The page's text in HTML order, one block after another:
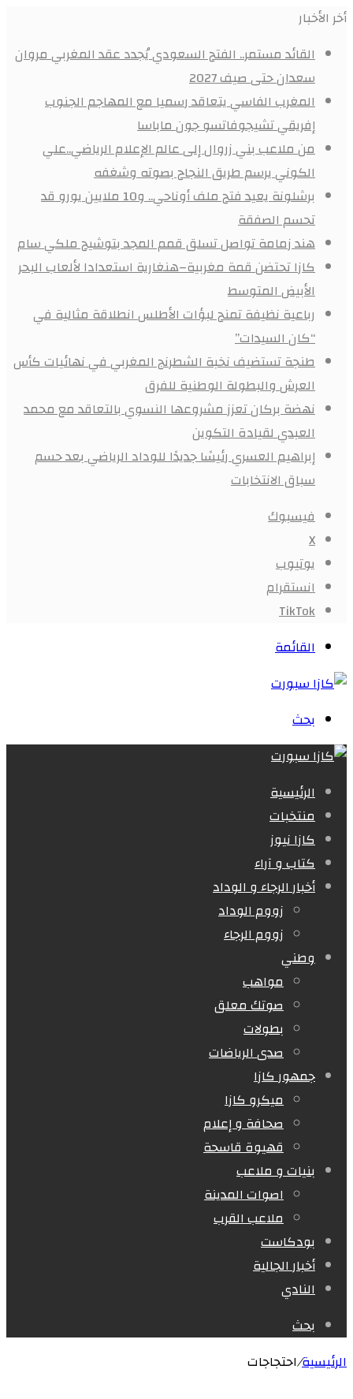
أخر الأخبار
القائد مستمر.. الفتح السعودي يُجدد عقد المغربي مروان
سعدان حتى صيف 2027
المغرب الفاسي يتعاقد رسميا مع المهاجم الجنوب
إفريقي تشيجوفاتسو جون ماباسا
من ملاعب بني زروال إلى عالم الإعلام الرياضي..علي
الكوني يرسم طريق النجاح بصوته وشغفه
برشلونة يعيد فتح ملف أوناحي.. و10 ملايين يورو قد
تحسم الصفقة
هند زمامة تواصل تسلق قمم المجد بتوشيح ملكي سام
كازا تحتضن قمة مغربية–هنغارية استعدادا لألعاب البحر
الأبيض المتوسط
رباعية نظيفة تمنح لبؤات الأطلس انطلاقة مثالية في
“كان السيدات”
طنجة تستضيف نخبة الشطرنج المغربي في نهائيات كأس
العرش والبطولة الوطنية للفرق
نهضة بركان تعزز مشروعها النسوي بالتعاقد مع محمد
العبدي لقيادة التكوين
إبراهيم العسري رئيسًا جديدًا للوداد الرياضي بعد حسم
سباق الانتخابات
فيسبوك
X
يوتيوب
انستقرام
‫TikTok
القائمة
بحث
الرئيسية
منتخبات
كازا نيوز
كتاب و آراء
أخبار الرجاء و الوداد
زووم الوداد
زووم الرجاء
وطني
مواهب
صوتك معلق
بطولات
صدى الرياضات
جمهور كازا
ميكرو كازا
صحافة و إعلام
قهيوة قاسحة
بنيات و ملاعب
اصوات المدينة
ملاعب القرب
بودكاست
أخبار الجالية
النادي
بحث
الرئيسية/احتجاجات